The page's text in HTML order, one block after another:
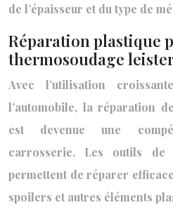
de l’épaisseur et du type de
Réparation plastique
thermosoudage
Avec l’utilisation
l’automobile, la réparation
est devenue une
carrosserie. Les outils de
permettent de réparer
spoilers et autres éléments